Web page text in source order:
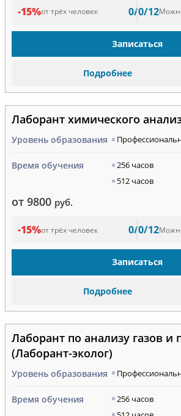
-15%от трёх человек 0/0/12
Записаться
Подробнее
Лаборант химического
Уровень образования
Время обучения
256 часов
512 часов
от 9800 руб.
-15%от трёх человек 0/0/12
Записаться
Подробнее
Лаборант по анализу газов и
(Лаборант-эколог)
Уровень образования
Время обучения
256 часов